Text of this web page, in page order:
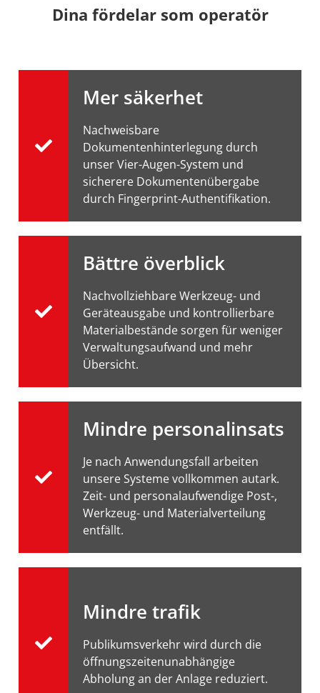
Dina fördelar som operatör
Mer säkerhet
Nachweisbare
Dokumentenhinterlegung durch
unser Vier-Augen-System und
sicherere Dokumentenübergabe
durch Fingerprint-Authentifikation.
Bättre överblick
Nachvollziehbare Werkzeug- und
Geräteausgabe und kontrollierbare
Materialbestände sorgen für weniger
Verwaltungsaufwand und mehr
Übersicht.
Mindre personalinsats
Je nach Anwendungsfall arbeiten
unsere Systeme vollkommen autark.
Zeit- und personalaufwendige Post-,
Werkzeug- und Materialverteilung
entfällt.
Mindre trafik
Publikumsverkehr wird durch die
öffnungszeitenunabhängige
Abholung an der Anlage reduziert.